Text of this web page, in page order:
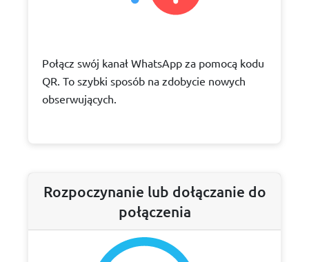
Połącz swój kanał WhatsApp za pomocą kodu
QR. To szybki sposób na zdobycie nowych
obserwujących.
Rozpoczynanie lub dołączanie do
połączenia